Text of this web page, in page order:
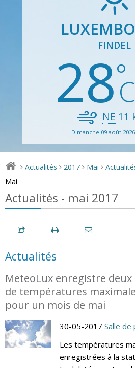
FINDEL
28
NE 11
Dimanche 09 août
> Actualités > 2017 > Mai >
Mai
Actualités - mai 2017
Actualités
MeteoLux enregistre deux
de températures
pour un mois de mai
30-05-2017 Salle de
Les températures
enregistrées à la